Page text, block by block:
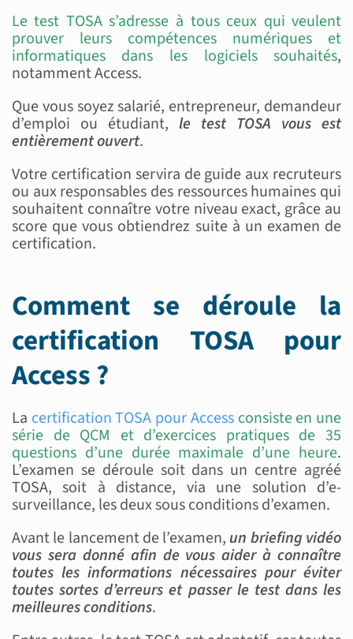
Le test TOSA s’adresse à tous ceux qui veulent
prouver leurs compétences numériques et
informatiques dans les logiciels souhaités,
notamment Access.
Que vous soyez salarié, entrepreneur, demandeur
d’emploi ou étudiant, le test TOSA vous est
entièrement ouvert.
Votre certification servira de guide aux recruteurs
ou aux responsables des ressources humaines qui
souhaitent connaître votre niveau exact, grâce au
score que vous obtiendrez suite à un examen de
certification.
Comment se déroule la
certification TOSA pour
Access ?
La certification TOSA pour Access consiste en une
série de QCM et d’exercices pratiques de 35
questions d’une durée maximale d’une heure.
L’examen se déroule soit dans un centre agréé
TOSA, soit à distance, via une solution d’e-
surveillance, les deux sous conditions d’examen.
Avant le lancement de l’examen, un briefing vidéo
vous sera donné afin de vous aider à connaître
toutes les informations nécessaires pour éviter
toutes sortes d’erreurs et passer le test dans les
meilleures conditions.